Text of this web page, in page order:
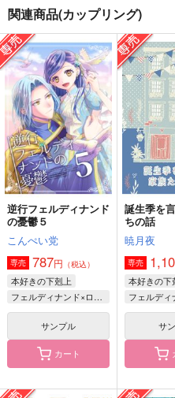
ぷてりんぐ
787円（税込）
フェルディナンド×ローゼマイン
サンプル
作品詳細
ティラミ
1,257円
サ
作
REMIX２再録集
こんぺい党
2,200円
フェルディナンド×ローゼマイン
夜空に瞬
SUCRE
787円
関連商品(カップリング)
逆行フェルディナンド
の憂鬱５
こんぺい党
専売 787円 （税込）
本好きの下剋上
フェルディナンド×ローゼマイン
サンプル
カート
誕生季を
ちの話
暁月夜
専売
本好きの下
サ